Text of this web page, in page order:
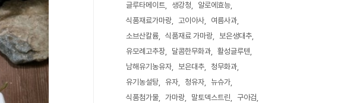
글루타메이트
생강청
알로에효능
식품재료가마랑
고이아사
여름사과
소브산칼륨
식품재료 가마랑
보은생대추
유모례고추장
달콤한무화과
활성글루텐
남해유기농유자
보은대추
청무화과
유기농설탕
유자 청유자
뉴슈가
식품첨가물
가마랑 말토덱스트린
구아검